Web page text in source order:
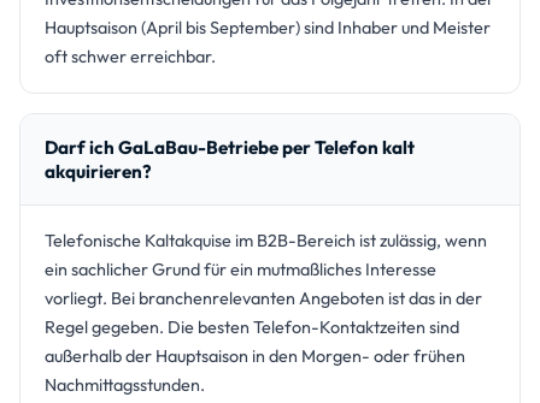
Hauptsaison (April bis September) sind Inhaber und Meister
oft schwer erreichbar.
Darf ich GaLaBau-Betriebe per Telefon kalt
akquirieren?
Telefonische Kaltakquise im B2B-Bereich ist zulässig, wenn
ein sachlicher Grund für ein mutmaßliches Interesse
vorliegt. Bei branchenrelevanten Angeboten ist das in der
Regel gegeben. Die besten Telefon-Kontaktzeiten sind
außerhalb der Hauptsaison in den Morgen- oder frühen
Nachmittagsstunden.